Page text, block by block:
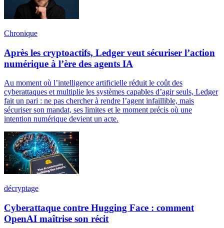
Chronique
Après les cryptoactifs, Ledger veut sécuriser l’action
numérique à l’ère des agents IA
Au moment où l’intelligence artificielle réduit le coût des
cyberattaques et multiplie les systèmes capables d’agir seuls, Ledger
fait un pari : ne pas chercher à rendre l’agent infaillible, mais
sécuriser son mandat, ses limites et le moment précis où une
intention numérique devient un acte.
décryptage
Cyberattaque contre Hugging Face : comment
OpenAI maîtrise son récit